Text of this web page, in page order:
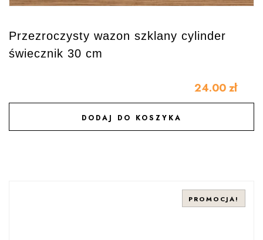
Przezroczysty wazon szklany cylinder
świecznik 30 cm
24.00 zł
DODAJ DO KOSZYKA
DODAJ DO ULUBIONYCH
PROMOCJA!